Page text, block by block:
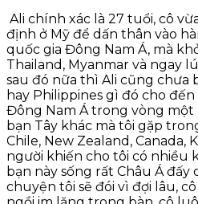
Ali chính xác là 27 tuổi, cô
định ở Mỹ để dấn thân vào
quốc gia Đông Nam Á, mà
Thailand, Myanmar và ngay
sau đó nữa thì Ali cũng chưa
hay Philippines gì đó cho
Đông Nam Á trong vòng một
bạn Tây khác mà tôi gặp
Chile, New Zealand, Canada,
người khiến cho tôi có nhiều
bạn này sống rất Châu Á đấy
chuyện tôi sẽ đói vì đợi lâu,